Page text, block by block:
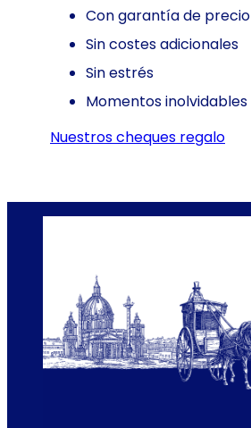
Con garantía de precio
Sin costes adicionales
Sin estrés
Momentos inolvidables
nuestros cheques regalo